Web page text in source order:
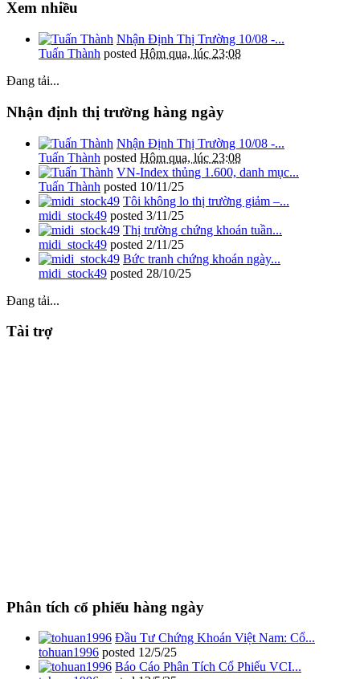
Xem nhiều
Nhận Định Thị Trường 10/08 -...
Tuấn Thành posted Hôm qua, lúc 23:08
Đang tải...
Nhận định thị trường hàng ngày
Nhận Định Thị Trường 10/08 -...
Tuấn Thành posted Hôm qua, lúc 23:08
VN-Index thủng 1.600, danh mục...
Tuấn Thành posted 10/11/25
Tôi không lo thị trường giảm –...
midi_stock49 posted 3/11/25
Thị trường chứng khoán tuần...
midi_stock49 posted 2/11/25
Bức tranh chứng khoán ngày...
midi_stock49 posted 28/10/25
Đang tải...
Tài trợ
Phân tích cổ phiếu hàng ngày
Đầu Tư Chứng Khoán Việt Nam: Cổ...
tohuan1996 posted 12/5/25
Báo Cáo Phân Tích Cổ Phiếu VCI...